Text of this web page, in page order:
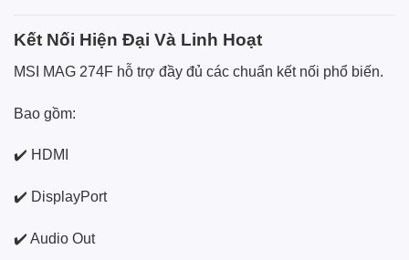
Kết Nối Hiện Đại Và Linh Hoạt
MSI MAG 274F hỗ trợ đầy đủ các chuẩn kết nối phổ biến.
Bao gồm:
✔️ HDMI
✔️ DisplayPort
✔️ Audio Out